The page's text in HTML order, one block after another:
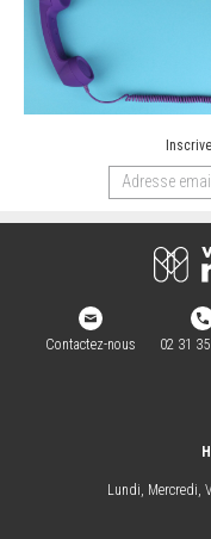
Contactez-nous 02 31
Lundi, Mercredi,